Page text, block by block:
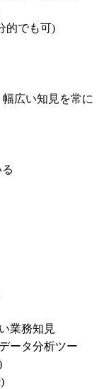
的でも可)
広い知見を常に
業務知見
ータ分析ツー